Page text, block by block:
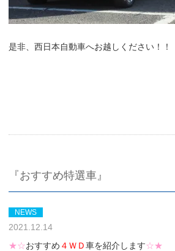
是非、西日本自動車へお越しください！！
『おすすめ特選車』
NEWS
2021.12.14
★☆おすすめ ４ＷＤ車を紹介します☆★